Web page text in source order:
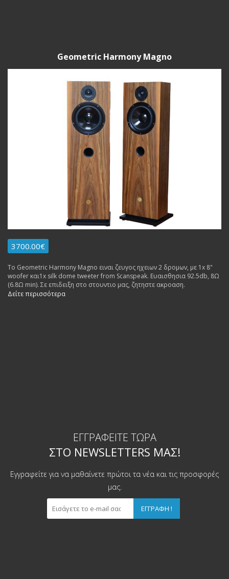
Geometric Harmony Magno
3700.00€
Το Geometric Harmony Magno ειναι ζευγος ηχειων 2 δρομων, με 1x 8"
woofer και1x silk dome tweeter from Scanspeak. Ευαισθησια 92.5db, 8Ω
(6.8Ω min). Σε επιδειξη στο στουντιο μας, ζητηστε ακροαση.
Δείτε περισσότερα
ΕΓΓΡΑΦΕΊΤΕ ΤΏΡΑ
ΣΤΟ NEWSLETTERS ΜΑΣ!
Εγγραφείτε για να μαθαίνετε πρώτοι τα νέα και τις προσφορές
μας.
ΕΓΓΡΑΦΉ !